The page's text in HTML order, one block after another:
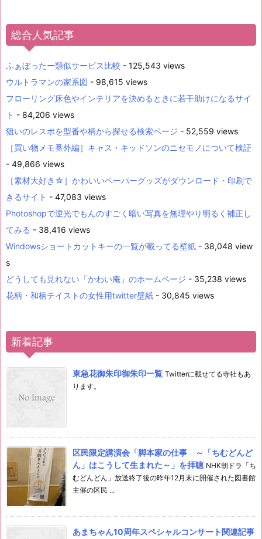
総合人気記事
ふぁぼったー類似サービス比較 - 125,543 views
ウルトラマンの家系図 - 98,615 views
フローリング床色やインテリアを決めるときに若干助けになるサイ
ト - 84,206 views
狙いのレスポを型番や柄から探せる検索ページ - 52,559 views
［買い物メモ番外編］キャス・キッドソンのニセモノについて検証
- 49,866 views
［素材大好き☆］かわいいペーパーグッズがダウンロード・印刷で
きるサイト - 47,083 views
Photoshopで逆光でもんのすごく暗い写真を無理やり明るく補正し
てみる - 38,416 views
Windowsショートカットキーの一覧が載ってる壁紙 - 38,048 view
s
どうしても見れない「かわい庵」のホームページ - 35,238 views
花柄・和柄テイストの女性用twitter壁紙 - 30,845 views
新着記事
東急花御朱印御朱印一覧 Twitterに載せてる寺社もあ
ります。
区民限定講演会「脚本家の仕事 ～「ちむどんど
ん」はこうして生まれた～」を拝聴 NHK朝ドラ「ち
むどんどん」放送終了後の昨年12月末に開催された図書館
主催の区民 ...
あまちゃん10周年スペシャルコンサート関連記事